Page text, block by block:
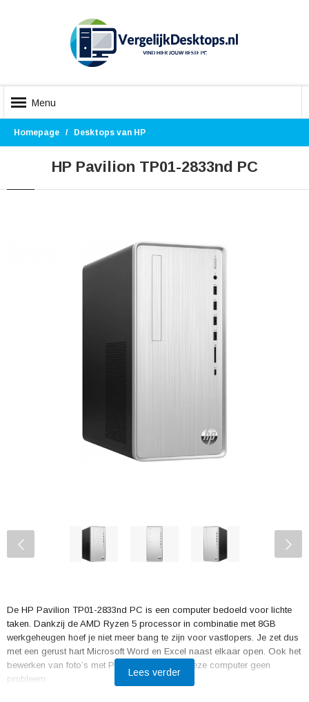
Menu
Homepage Desktops van HP
HP Pavilion TP01-2833nd PC
De HP Pavilion TP01-2833nd PC is een computer bedoeld voor lichte
taken. Dankzij de AMD Ryzen 5 processor in combinatie met 8GB
werkgeheugen hoef je niet meer bang te zijn voor vastlopers. Je zet dus
met een gerust hart Microsoft Word en Excel naast elkaar open. Ook het
bewerken van foto’s met Photoshop is voor deze computer geen
probleem.
Lees verder